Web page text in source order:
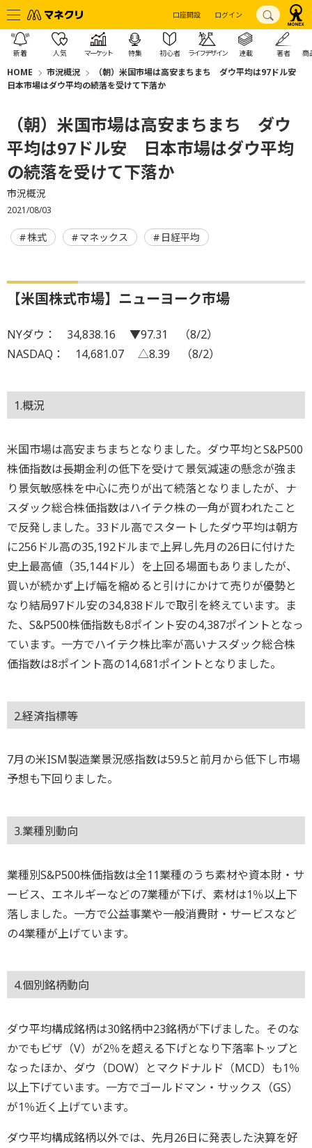
口座開設 ログイン
新着 人気 マーケット 特集 初心者 ライフデザイン 連載 著者 商
HOME 市況概況
（朝）米国市場は高安まちまち ダウ平均は97ドル安
日本市場はダウ平均の続落を受けて下落か
（朝）米国市場は高安まちまち ダウ
平均は97ドル安 日本市場はダウ平均
の続落を受けて下落か
市況概況
2021/08/03
株式 マネックス 日経平均
【米国株式市場】ニューヨーク市場
NYダウ： 34,838.16 ▼97.31 （8/2）
NASDAQ： 14,681.07 △8.39 （8/2）
1.概況
米国市場は高安まちまちとなりました。ダウ平均とS&P500
株価指数は長期金利の低下を受けて景気減速の懸念が強ま
り景気敏感株を中心に売りが出て続落となりましたが、ナ
スダック総合株価指数はハイテク株の一角が買われたこと
で反発しました。33ドル高でスタートしたダウ平均は朝方
に256ドル高の35,192ドルまで上昇し先月の26日に付けた
史上最高値（35,144ドル）を上回る場面もありましたが、
買いが続かず上げ幅を縮めると引けにかけて売りが優勢と
なり結局97ドル安の34,838ドルで取引を終えています。ま
た、S&P500株価指数も8ポイント安の4,387ポイントとなっ
ています。一方でハイテク株比率が高いナスダック総合株
価指数は8ポイント高の14,681ポイントとなりました。
2.経済指標等
7月の米ISM製造業景況感指数は59.5と前月から低下し市場
予想も下回りました。
3.業種別動向
業種別S&P500株価指数は全11業種のうち素材や資本財・サ
ービス、エネルギーなどの7業種が下げ、素材は1％以上下
落しました。一方で公益事業や一般消費財・サービスなど
の4業種が上げています。
4.個別銘柄動向
ダウ平均構成銘柄は30銘柄中23銘柄が下げました。そのな
かでもビザ（V）が2％を超える下げとなり下落率トップと
なったほか、ダウ（DOW）とマクドナルド（MCD）も1％
以上下げています。一方でゴールドマン・サックス（GS）
が1％近く上げています。
ダウ平均構成銘柄以外では、先月26日に発表した決算を好